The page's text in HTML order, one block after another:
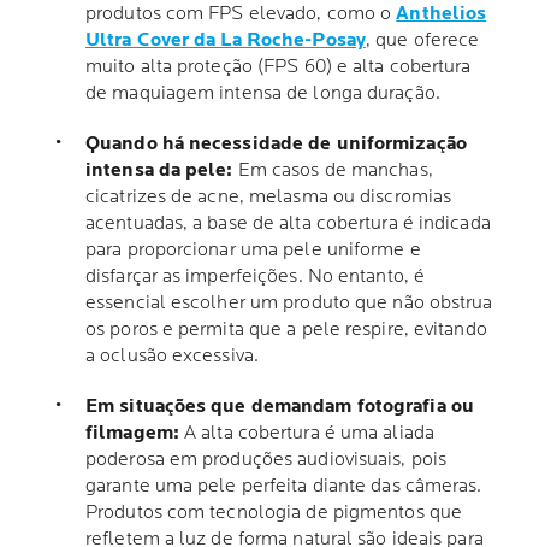
produtos com FPS elevado, como oAnthelios
Ultra Cover da La Roche-Posay, que oferece
muito alta proteção (FPS 60) e alta cobertura
de maquiagem intensa de longa duração.
Quando há necessidade de uniformização
intensa da pele: Em casos de manchas,
cicatrizes de acne, melasma ou discromias
acentuadas, a base de alta cobertura é indicada
para proporcionar uma pele uniforme e
disfarçar as imperfeições. No entanto, é
essencial escolher um produto que não obstrua
os poros e permita que a pele respire, evitando
a oclusão excessiva.
Em situações que demandam fotografia ou
filmagem: A alta cobertura é uma aliada
poderosa em produções audiovisuais, pois
garante uma pele perfeita diante das câmeras.
Produtos com tecnologia de pigmentos que
refletem a luz de forma natural são ideais para